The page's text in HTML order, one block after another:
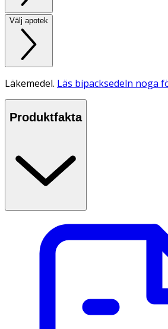
Välj apotek
Läkemedel. Läs bipacksedeln noga
Produktfakta